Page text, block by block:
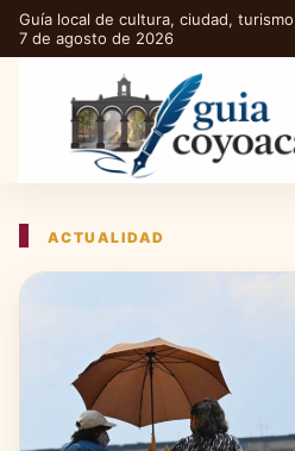
Guía local de cultura, ciudad,
7 de agosto de 2026
ACTUALIDAD